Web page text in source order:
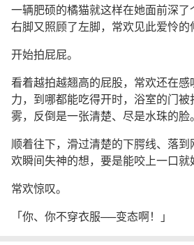
一辆肥硕的橘猫就这样在她面前深
右脚又照顾了左脚，常欢见此爱怜的
开始拍屁屁。
看着越拍越翘高的屁股，常欢还在
力，到哪都能吃得开时，浴室的门
雾，反倒是一张清楚、尽是水珠的脸。
顺着往下，滑过清楚的下腭线、落
欢瞬间失神的想，要是能咬上一口就
常欢惊叹。
「你、你不穿衣服──变态啊！」